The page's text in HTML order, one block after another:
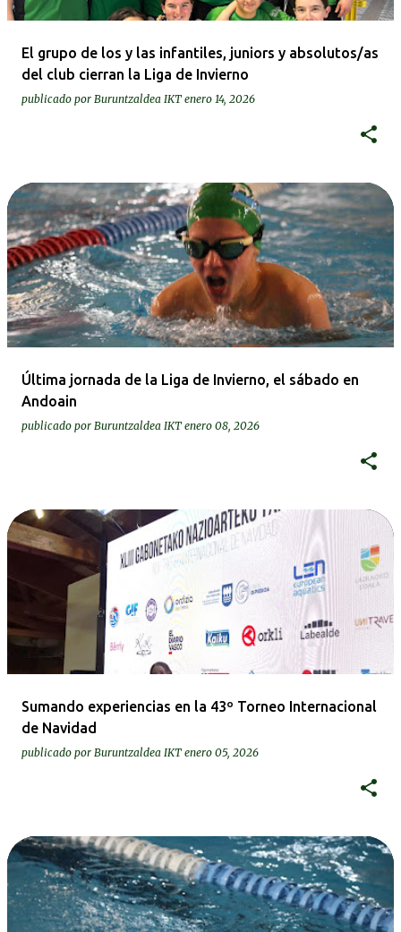
El grupo de los y las infantiles, juniors y absolutos/as
del club cierran la Liga de Invierno
publicado por Buruntzaldea IKT enero 14, 2026
Última jornada de la Liga de Invierno, el sábado en
Andoain
publicado por Buruntzaldea IKT enero 08, 2026
Sumando experiencias en la 43º Torneo Internacional
de Navidad
publicado por Buruntzaldea IKT enero 05, 2026